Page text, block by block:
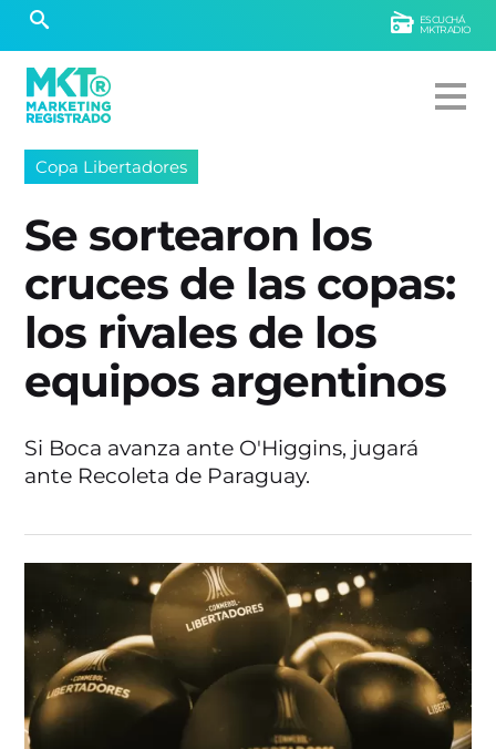
ESCUCHÁ
MKTRADIO
Copa Libertadores
Se sortearon los
cruces de las copas:
los rivales de los
equipos argentinos
Si Boca avanza ante O'Higgins, jugará
ante Recoleta de Paraguay.